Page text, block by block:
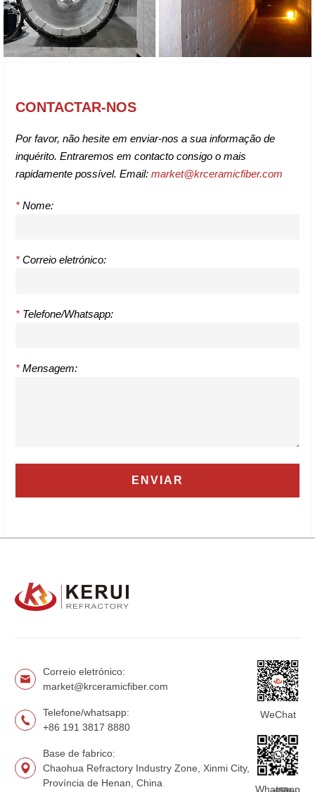
CONTACTAR-NOS
Por favor, não hesite em enviar-nos a sua informação de
inquérito. Entraremos em contacto consigo o mais
rapidamente possível. Email: market@krceramicfiber.com
* Nome:
* Correio eletrónico:
* Telefone/Whatsapp:
* Mensagem:
Correio eletrónico:
market@krceramicfiber.com
Telefone/whatsapp:
+86 191 3817 8880
Base de fabrico:
Chaohua Refractory Industry Zone, Xinmi City,
Província de Henan, China
WeChat
Whatsapp